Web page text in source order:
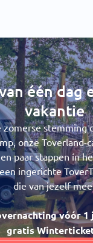
één dag
vakantie
zomerse stemming
onze Toverland-
paar stappen ín
ingerichte
die van jezelf
vóór 1
gratis